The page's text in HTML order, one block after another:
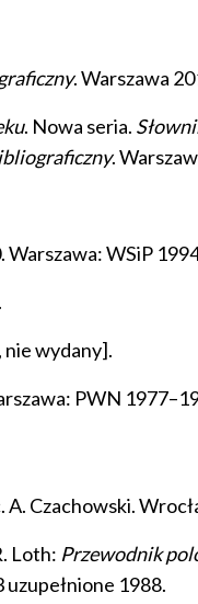
. Warszawa
. Nowa seria.
.
Warszawa: WSiP
nie wydany].
PWN
A. Czachowski.
Loth: Przewodnik
uzupełnione 1988.